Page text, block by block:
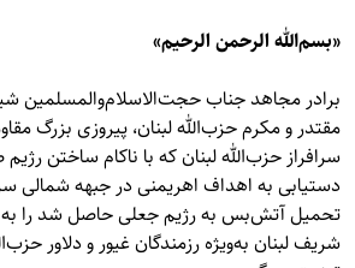
«بسم‌الله الرحمن الرحیم»
برادر مجاهد جناب حجت‌الاسلام‌والمسلمین
مقتدر و مکرم حزب‌الله لبنان، پیروزی بزرگ
سرافراز حزب‌الله لبنان که با ناکام ساختن
دستیابی به اهداف اهریمنی در جبهه شمالی
تحمیل آتش‌بس به رژیم جعلی حاصل شد را به
شریف لبنان به‌ویژه رزمندگان غیور و دلاور